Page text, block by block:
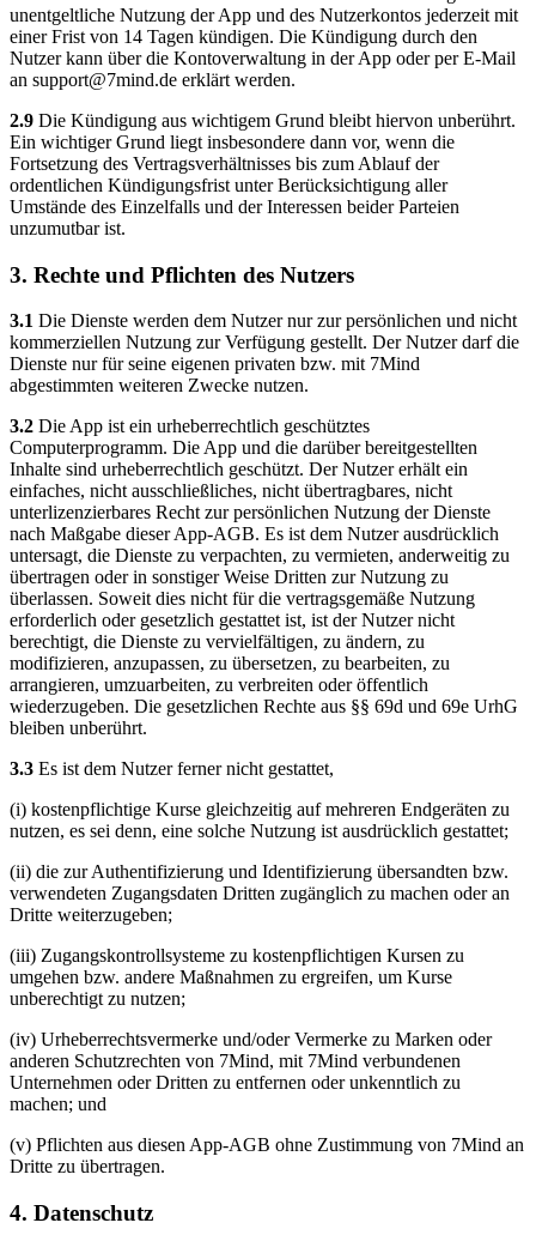
unentgeltliche Nutzung der App und des Nutzerkontos jederzeit mit
einer Frist von 14 Tagen kündigen. Die Kündigung durch den
Nutzer kann über die Kontoverwaltung in der App oder per E-Mail
an support@7mind.de erklärt werden.
2.9 Die Kündigung aus wichtigem Grund bleibt hiervon unberührt.
Ein wichtiger Grund liegt insbesondere dann vor, wenn die
Fortsetzung des Vertragsverhältnisses bis zum Ablauf der
ordentlichen Kündigungsfrist unter Berücksichtigung aller
Umstände des Einzelfalls und der Interessen beider Parteien
unzumutbar ist.
3. Rechte und Pflichten des Nutzers
3.1 Die Dienste werden dem Nutzer nur zur persönlichen und nicht
kommerziellen Nutzung zur Verfügung gestellt. Der Nutzer darf die
Dienste nur für seine eigenen privaten bzw. mit 7Mind
abgestimmten weiteren Zwecke nutzen.
3.2 Die App ist ein urheberrechtlich geschütztes
Computerprogramm. Die App und die darüber bereitgestellten
Inhalte sind urheberrechtlich geschützt. Der Nutzer erhält ein
einfaches, nicht ausschließliches, nicht übertragbares, nicht
unterlizenzierbares Recht zur persönlichen Nutzung der Dienste
nach Maßgabe dieser App-AGB. Es ist dem Nutzer ausdrücklich
untersagt, die Dienste zu verpachten, zu vermieten, anderweitig zu
übertragen oder in sonstiger Weise Dritten zur Nutzung zu
überlassen. Soweit dies nicht für die vertragsgemäße Nutzung
erforderlich oder gesetzlich gestattet ist, ist der Nutzer nicht
berechtigt, die Dienste zu vervielfältigen, zu ändern, zu
modifizieren, anzupassen, zu übersetzen, zu bearbeiten, zu
arrangieren, umzuarbeiten, zu verbreiten oder öffentlich
wiederzugeben. Die gesetzlichen Rechte aus §§ 69d und 69e UrhG
bleiben unberührt.
3.3 Es ist dem Nutzer ferner nicht gestattet,
(i) kostenpflichtige Kurse gleichzeitig auf mehreren Endgeräten zu
nutzen, es sei denn, eine solche Nutzung ist ausdrücklich gestattet;
(ii) die zur Authentifizierung und Identifizierung übersandten bzw.
verwendeten Zugangsdaten Dritten zugänglich zu machen oder an
Dritte weiterzugeben;
(iii) Zugangskontrollsysteme zu kostenpflichtigen Kursen zu
umgehen bzw. andere Maßnahmen zu ergreifen, um Kurse
unberechtigt zu nutzen;
(iv) Urheberrechtsvermerke und/oder Vermerke zu Marken oder
anderen Schutzrechten von 7Mind, mit 7Mind verbundenen
Unternehmen oder Dritten zu entfernen oder unkenntlich zu
machen; und
(v) Pflichten aus diesen App-AGB ohne Zustimmung von 7Mind an
Dritte zu übertragen.
4. Datenschutz